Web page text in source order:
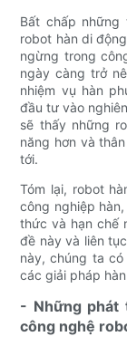
Bất chấp
robot hàn di
ngừng trong
ngày càng trở
nhiệm vụ hàn
đầu tư vào
sẽ thấy những
năng hơn và
tới.
Tóm lại, robot
công nghiệp
thức và hạn chế
đề này và liên
này, chúng ta
các giải pháp
- Những phát
công nghệ